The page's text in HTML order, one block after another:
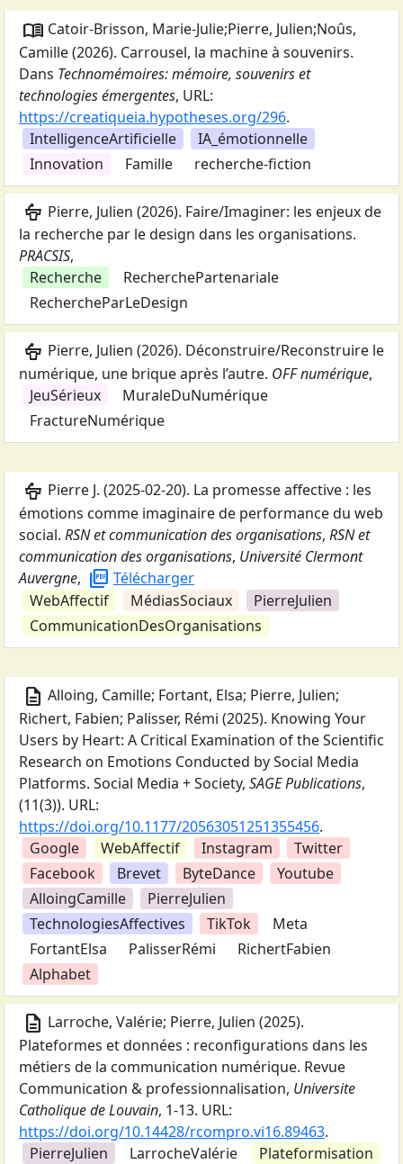
menu_book Catoir-Brisson, Marie-Julie;Pierre, Julien;Noûs,
Camille(2026). Carrousel, la machine à souvenirs.
Dans Technomémoires: mémoire, souvenirs et
technologies émergentes, URL:
https://creatiqueia.hypotheses.org/296.
IntelligenceArtificielle
IA_émotionnelle
Innovation
Famille recherche-fiction
podium Pierre, Julien (2026). Faire/Imaginer: les enjeux de
la recherche par le design dans les organisations.
PRACSIS,
Recherche
RecherchePartenariale
RechercheParLeDesign
podium Pierre, Julien (2026). Déconstruire/Reconstruire le
numérique, une brique après l’autre. OFF numérique,
JeuSérieux
MuraleDuNumérique
FractureNumérique
podium Pierre J. (2025-02-20). La promesse affective : les
émotions comme imaginaire de performance du web
social. RSN et communication des organisations, RSN et
communication des organisations, Université Clermont
Auvergne, picture_as_pdf Télécharger
WebAffectif
MédiasSociaux
PierreJulien
CommunicationDesOrganisations
description Alloing, Camille; Fortant, Elsa; Pierre, Julien;
Richert, Fabien; Palisser, Rémi (2025). Knowing Your
Users by Heart: A Critical Examination of the Scientific
Research on Emotions Conducted by Social Media
Platforms. Social Media + Society, SAGE Publications,
(11(3)). URL:
https://doi.org/10.1177/20563051251355456.
Google
WebAffectif Instagram
Twitter
Facebook
Brevet ByteDance
Youtube
AlloingCamille
PierreJulien
TechnologiesAffectives
TikTok
Meta
FortantElsa
PalisserRémi
RichertFabien
Alphabet
description Larroche, Valérie; Pierre, Julien (2025).
Plateformes et données : reconfigurations dans les
métiers de la communication numérique. Revue
Communication & professionnalisation, Universite
Catholique de Louvain, 1-13. URL:
https://doi.org/10.14428/rcompro.vi16.89463.
PierreJulien
LarrocheValérie Plateformisation